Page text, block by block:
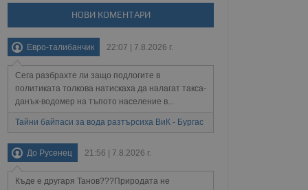
НОВИ КОМЕНТАРИ
Евро-талибанчик 22:07 | 7.8.2026 г.
Сега разбрахте ли защо подлогите в
политиката толкова натискаха да налагат такса-
данък-водомер на тъпото население в...
Тайни байпаси за вода разтърсиха ВиК - Бургас
До Русенец 21:56 | 7.8.2026 г.
Къде е другаря Танов???Природата не
на сайта.
взаимодействия
и потребителския
събиране на данни
за
се
на тестване.
данни,
на посещенията,
били заредени.
опит.
тя може
новата или
на социалните